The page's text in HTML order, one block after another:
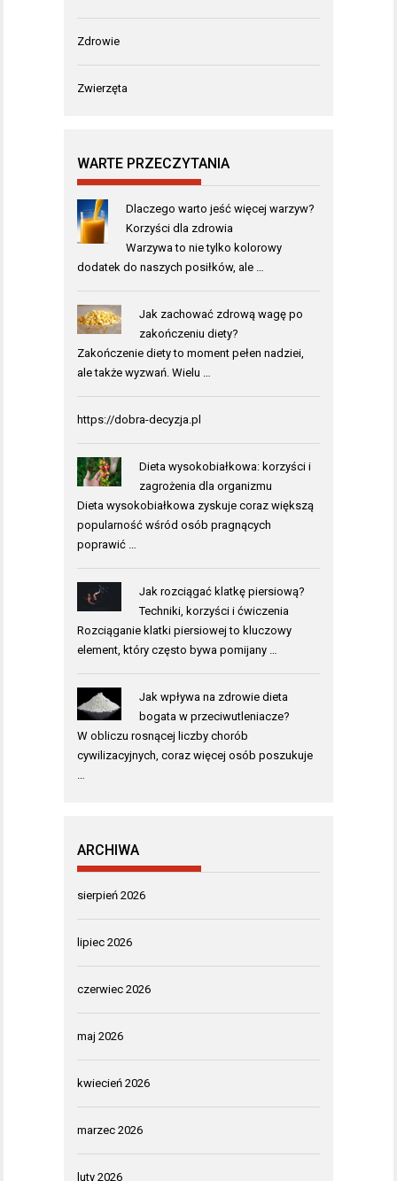
Zdrowie
Zwierzęta
WARTE PRZECZYTANIA
Dlaczego warto jeść więcej warzyw?
Korzyści dla zdrowia
Warzywa to nie tylko kolorowy
dodatek do naszych posiłków, ale …
Jak zachować zdrową wagę po
zakończeniu diety?
Zakończenie diety to moment pełen nadziei,
ale także wyzwań. Wielu …
https://dobra-decyzja.pl
Dieta wysokobiałkowa: korzyści i
zagrożenia dla organizmu
Dieta wysokobiałkowa zyskuje coraz większą
popularność wśród osób pragnących
poprawić …
Jak rozciągać klatkę piersiową?
Techniki, korzyści i ćwiczenia
Rozciąganie klatki piersiowej to kluczowy
element, który często bywa pomijany …
Jak wpływa na zdrowie dieta
bogata w przeciwutleniacze?
W obliczu rosnącej liczby chorób
cywilizacyjnych, coraz więcej osób poszukuje
…
ARCHIWA
sierpień 2026
lipiec 2026
czerwiec 2026
maj 2026
kwiecień 2026
marzec 2026
luty 2026